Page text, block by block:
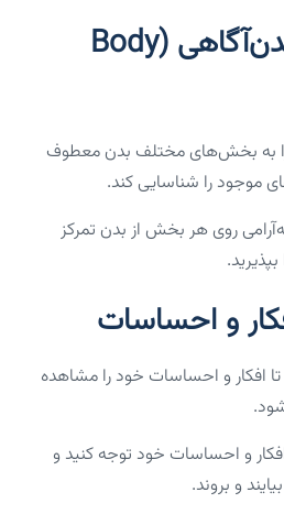
۳.۲. مدیتیشن بدن‌آگاهی (Body
را به بخش‌های مختلف بدن معطوف
موجود را شناسایی کند.
روی هر بخش از بدن تمرکز
افکار و احساسات خود را مشاهده
و احساسات خود توجه کنید و
و بروند.